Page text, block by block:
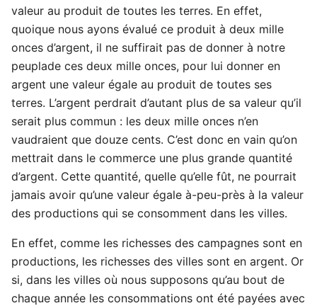
valeur au produit de toutes les terres. En effet,
quoique nous ayons évalué ce produit à deux mille
onces d’argent, il ne suffirait pas de donner à notre
peuplade ces deux mille onces, pour lui donner en
argent une valeur égale au produit de toutes ses
terres. L’argent perdrait d’autant plus de sa valeur qu’il
serait plus commun : les deux mille onces n’en
vaudraient que douze cents. C’est donc en vain qu’on
mettrait dans le commerce une plus grande quantité
d’argent. Cette quantité, quelle qu’elle fût, ne pourrait
jamais avoir qu’une valeur égale à-peu-près à la valeur
des productions qui se consomment dans les villes.
En effet, comme les richesses des campagnes sont en
productions, les richesses des villes sont en argent. Or
si, dans les villes où nous supposons qu’au bout de
chaque année les consommations ont été payées avec